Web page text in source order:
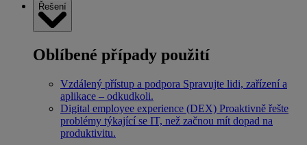
Řešení
Oblíbené případy použití
Vzdálený přístup a podpora Spravujte lidi, zařízení a
aplikace – odkudkoli.
Digital employee experience (DEX) Proaktivně řešte
problémy týkající se IT, než začnou mít dopad na
produktivitu.